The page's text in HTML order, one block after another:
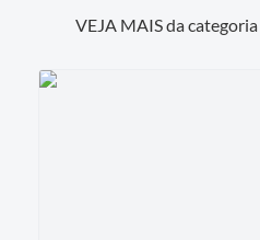
VEJA MAIS da categoria